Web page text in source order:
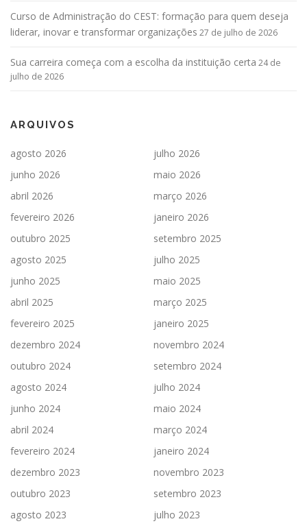
Curso de Administração do CEST: formação para quem deseja
liderar, inovar e transformar organizações 27 de julho de 2026
Sua carreira começa com a escolha da instituição certa 24 de
julho de 2026
ARQUIVOS
agosto 2026
julho 2026
junho 2026
maio 2026
abril 2026
março 2026
fevereiro 2026
janeiro 2026
outubro 2025
setembro 2025
agosto 2025
julho 2025
junho 2025
maio 2025
abril 2025
março 2025
fevereiro 2025
janeiro 2025
dezembro 2024
novembro 2024
outubro 2024
setembro 2024
agosto 2024
julho 2024
junho 2024
maio 2024
abril 2024
março 2024
fevereiro 2024
janeiro 2024
dezembro 2023
novembro 2023
outubro 2023
setembro 2023
agosto 2023
julho 2023